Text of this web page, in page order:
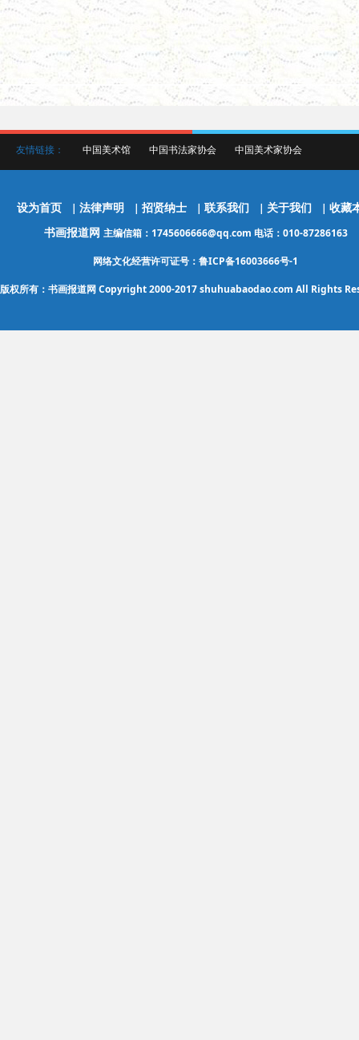
友情链接： 中国美术馆 中国书法家协会 中国美术家协会
设为首页 | 法律声明 | 招贤纳士 | 联系我们 | 关于我们 | 收藏
书画报道网 主编信箱：1745606666@qq.com 电话：010-87286163
网络文化经营许可证号：鲁ICP备16003666号-1
版权所有：书画报道网 Copyright 2000-2017 shuhuabaodao.com All Rights